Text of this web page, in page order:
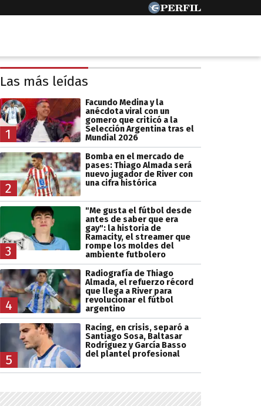
Las más leídas
1
Facundo Medina y la
anécdota viral con un
gomero que criticó a la
Selección Argentina tras el
Mundial 2026
2
Bomba en el mercado de
pases: Thiago Almada será
nuevo jugador de River con
una cifra histórica
3
"Me gusta el fútbol desde
antes de saber que era
gay": la historia de
Ramacity, el streamer que
rompe los moldes del
ambiente futbolero
4
Radiografía de Thiago
Almada, el refuerzo récord
que llega a River para
revolucionar el fútbol
argentino
5
Racing, en crisis, separó a
Santiago Sosa, Baltasar
Rodríguez y García Basso
del plantel profesional